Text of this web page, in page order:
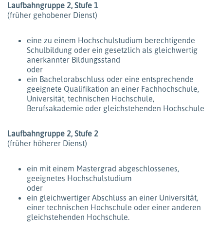
Laufbahngruppe 2, Stufe 1
(früher gehobener Dienst)
eine zu einem Hochschulstudium berechtigende
Schulbildung oder ein gesetzlich als gleichwertig
anerkannter Bildungsstand
oder
ein Bachelorabschluss oder eine entsprechende
geeignete Qualifikation an einer Fachhochschule,
Universität, technischen Hochschule,
Berufsakademie oder gleichstehenden Hochschule
Laufbahngruppe 2, Stufe 2
(früher höherer Dienst)
ein mit einem Mastergrad abgeschlossenes,
geeignetes Hochschulstudium
oder
ein gleichwertiger Abschluss an einer Universität,
einer technischen Hochschule oder einer anderen
gleichstehenden Hochschule.